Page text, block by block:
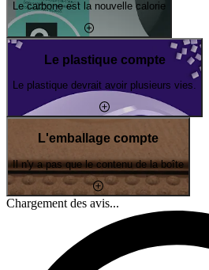
Le carbone est la nouvelle calorie
Le plastique compte
Le plastique devrait avoir plusieurs vies.
L'emballage compte
Il n'y a pas que le contenu de la boîte
Chargement des avis...